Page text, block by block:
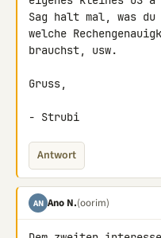
Sag halt mal, was du
welche
brauchst, usw.
Gruss,
- Strubi
Antwort
AN Ano N.(oorim)